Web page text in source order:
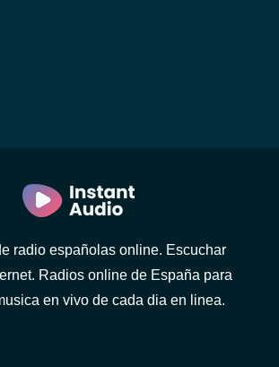
radio españolas online. Escuchar
Radios online de España para
en vivo de cada dia en linea.